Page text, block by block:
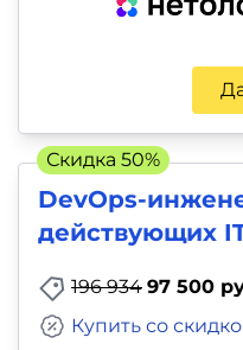
DevOps-
действующих
196 934 97 500
Купить со
Скидка 50%